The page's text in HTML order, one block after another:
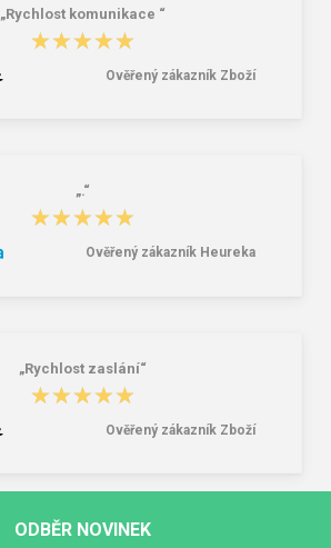
„Rychlost komunikace “
★★★★★
★★★★★
Ověřený zákazník Zboží
„.“
★★★★★
★★★★★
Ověřený zákazník Heureka
„Rychlost zaslání“
★★★★★
★★★★★
Ověřený zákazník Zboží
ODBĚR NOVINEK